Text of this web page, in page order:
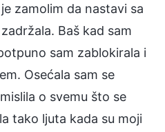
zamolim da nastavi sa
Baš kad sam
sam zablokirala i
Osećala sam se
o svemu što se
tako ljuta kada su moji